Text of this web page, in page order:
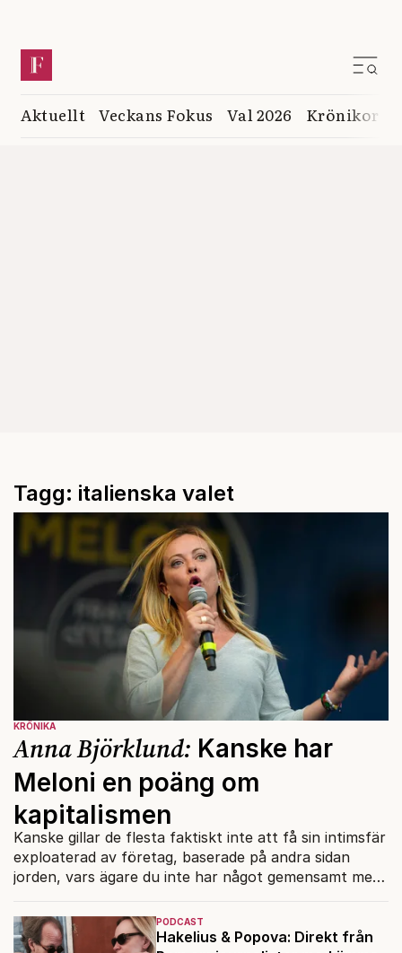
Aktuellt Veckans Fokus Val 2026 Krönikor
Tagg: italienska valet
PODCAST
Hakelius & Popova: Direkt från
KRÖNIKA
Anna Björklund: Kanske har
Meloni en poäng om
kapitalismen
Kanske gillar de flesta faktiskt inte att få sin intimsfär
exploaterad av företag, baserade på andra sidan
jorden, vars ägare du inte har något gemensamt med